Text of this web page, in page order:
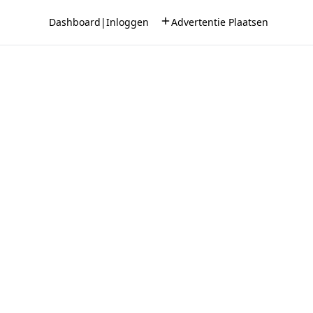
Dashboard |Inloggen Advertentie Plaatsen